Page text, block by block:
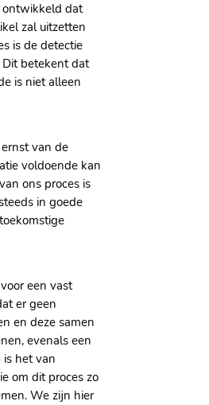
ontwikkeld dat
zal uitzetten
is de detectie
Dit betekent dat
is niet alleen
van de
voldoende kan
ons proces is
in goede
een vast
er geen
en deze samen
evenals een
het van
om dit proces zo
We zijn hier